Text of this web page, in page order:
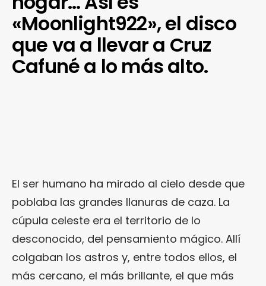
«Moonlight922», el disco
que va a llevar a Cruz
Cafuné a lo más alto.
El ser humano ha mirado al cielo desde que
poblaba las grandes llanuras de caza. La
cúpula celeste era el territorio de lo
desconocido, del pensamiento mágico. Allí
colgaban los astros y, entre todos ellos, el
más cercano, el más brillante, el que más